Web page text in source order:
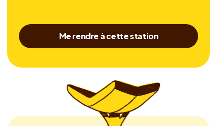
Me rendre à cette station